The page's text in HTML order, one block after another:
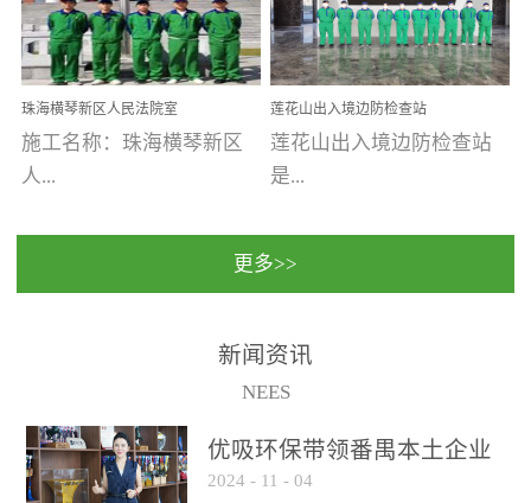
茁壮成长的树，只要我们
人人都爱护她、珍惜她、
她将越来越枝繁叶茂，终
将会成为一棵参天大树！
优吸环保截止2020年拥有
全国600家网点分支机构。
内空气治理项目东莞美豪
雅致酒店 东莞美豪雅
致酒店是为中高端人士...
理 工程案例地址：广
州南沙区·香港科技大学(广
州)校区 工程案...
珠海横琴新区人民法院室
内除甲醛空气治理项目
施工名称：珠海横琴新区
人...
民法院室内除甲醛空气治
保施工日期：2020年1月珠
莲花山出入境边防检查站
室内除甲醛空气治理项目
莲花山出入境边防检查站
是...
国家通过设在对外开放口
（及各出入境边防检查
更多>>
新闻资讯
NEES
优吸环保带领番禺本​土企业
勇敢破局向“新”
2024 - 11 - 04